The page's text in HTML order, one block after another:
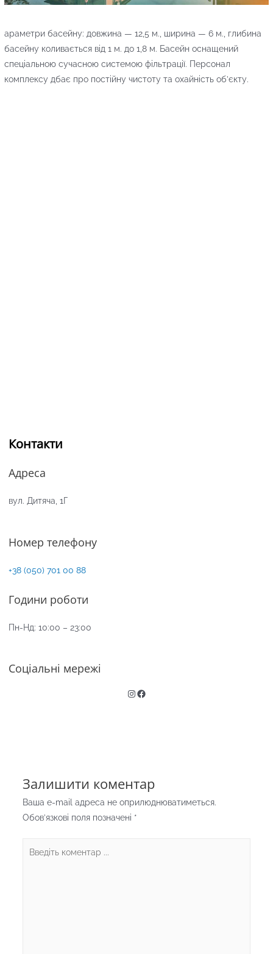
араметри басейну: довжина — 12,5 м., ширина — 6 м., глибина
басейну коливається від 1 м. до 1,8 м. Басейн оснащений
спеціальною сучасною системою фільтрації. Персонал
комплексу дбає про постійну чистоту та охайність об’єкту.
Контакти
Адреса
вул. Дитяча, 1Г
Номер телефону
+38 (050) 701 00 88
Години роботи
Пн-Нд: 10:00 – 23:00
Соціальні мережі
InstagramFacebook
Залишити коментар
Ваша e-mail адреса не оприлюднюватиметься.
Обов’язкові поля позначені *